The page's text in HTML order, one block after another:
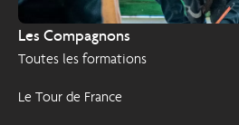
Les Compagnons
Toutes les formations
Le Tour de France